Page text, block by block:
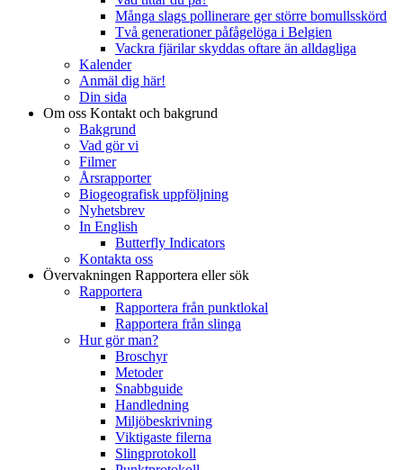
Många slags pollinerare ger större bomullsskörd
Två generationer påfågelöga i Belgien
Vackra fjärilar skyddas oftare än alldagliga
Kalender
Anmäl dig här!
Din sida
Om oss Kontakt och bakgrund
Bakgrund
Vad gör vi
Filmer
Årsrapporter
Biogeografisk uppföljning
Nyhetsbrev
In English
Butterfly Indicators
Kontakta oss
Övervakningen Rapportera eller sök
Rapportera
Rapportera från punktlokal
Rapportera från slinga
Hur gör man?
Broschyr
Metoder
Snabbguide
Handledning
Miljöbeskrivning
Viktigaste filerna
Slingprotokoll